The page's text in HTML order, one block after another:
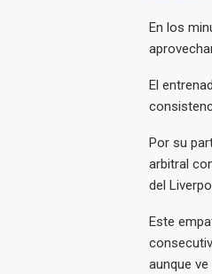
En los
El
Por su
arbitral
del
Este
aunque